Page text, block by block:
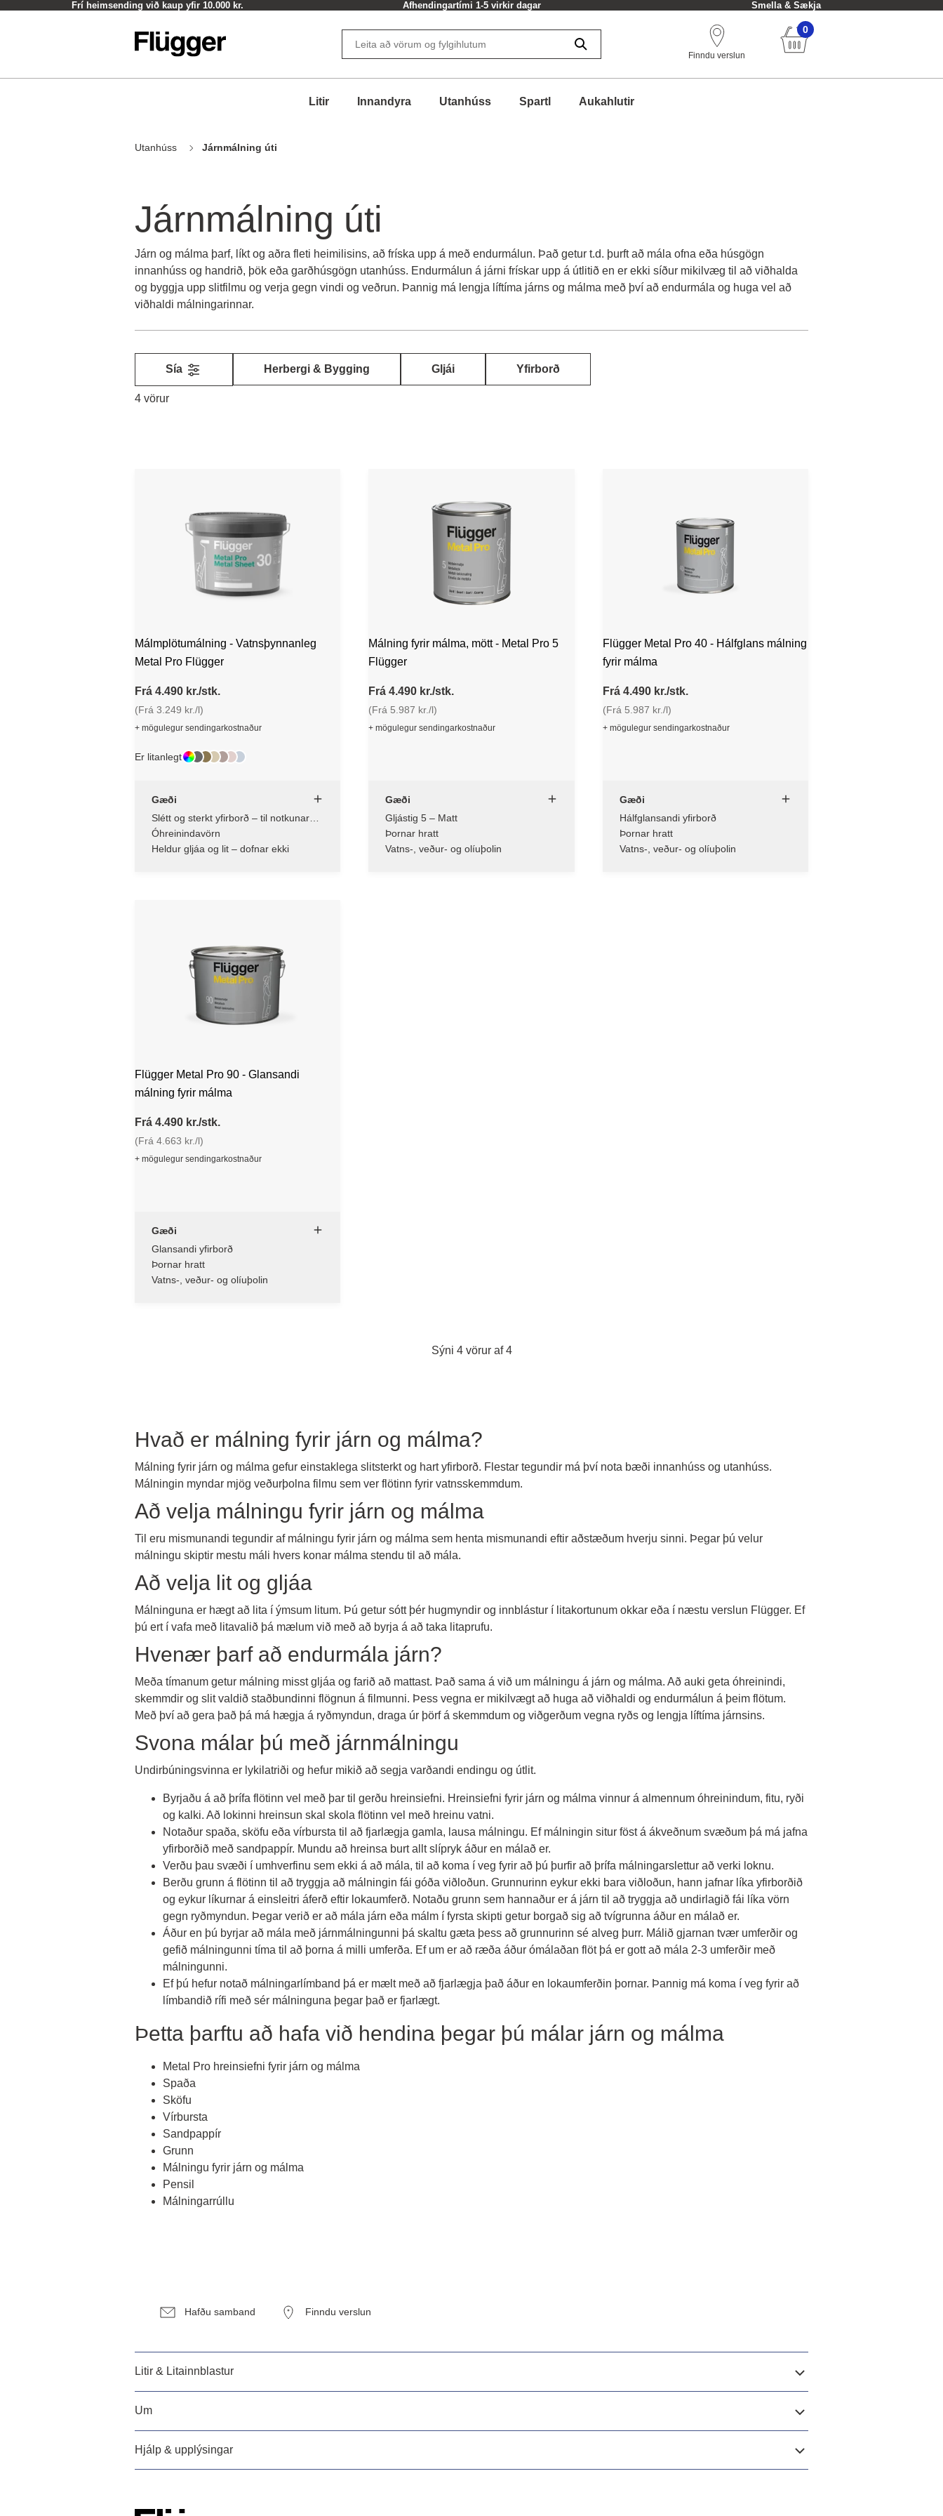
Frí heimsending við kaup yfir 10.000 kr. Afhendingartími 1-5 virkir dagar Smella & Sækja
Finndu verslun
0
Litir Innandyra Utanhúss Spartl Aukahlutir
Utanhúss Járnmálning úti
Járnmálning úti
Járn og málma þarf, líkt og aðra fleti heimilisins, að fríska upp á með endurmálun. Það getur t.d. þurft að mála ofna eða húsgögn
innanhúss og handrið, þök eða garðhúsgögn utanhúss. Endurmálun á járni frískar upp á útlitið en er ekki síður mikilvæg til að viðhalda
og byggja upp slitfilmu og verja gegn vindi og veðrun. Þannig má lengja líftíma járns og málma með því að endurmála og huga vel að
viðhaldi málningarinnar.
4 vörur
Sía Herbergi & Bygging Gljái Yfirborð
Málmplötumálning - Vatnsþynnanleg
Metal Pro Flügger
Frá 4.490 kr./stk.
(Frá 3.249 kr./l)
+ mögulegur sendingarkostnaður
Er litanlegt
Gæði
Slétt og sterkt yfirborð – til notkunar
utandyra
Óhreinindavörn
Heldur gljáa og lit – dofnar ekki
Málning fyrir málma, mött - Metal Pro 5
Flügger
Frá 4.490 kr./stk.
(Frá 5.987 kr./l)
+ mögulegur sendingarkostnaður
Gæði
Gljástig 5 – Matt
Þornar hratt
Vatns-, veður- og olíuþolin
Flügger Metal Pro 40 - Hálfglans málning
fyrir málma
Frá 4.490 kr./stk.
(Frá 5.987 kr./l)
+ mögulegur sendingarkostnaður
Gæði
Hálfglansandi yfirborð
Þornar hratt
Vatns-, veður- og olíuþolin
Flügger Metal Pro 90 - Glansandi
málning fyrir málma
Frá 4.490 kr./stk.
(Frá 4.663 kr./l)
+ mögulegur sendingarkostnaður
Gæði
Glansandi yfirborð
Þornar hratt
Vatns-, veður- og olíuþolin
Sýni 4 vörur af 4
Hvað er málning fyrir járn og málma?
Málning fyrir járn og málma gefur einstaklega slitsterkt og hart yfirborð. Flestar tegundir má því nota bæði innanhúss og utanhúss.
Málningin myndar mjög veðurþolna filmu sem ver flötinn fyrir vatnsskemmdum.
Að velja málningu fyrir járn og málma
Til eru mismunandi tegundir af málningu fyrir járn og málma sem henta mismunandi eftir aðstæðum hverju sinni. Þegar þú velur
málningu skiptir mestu máli hvers konar málma stendu til að mála.
Að velja lit og gljáa
Málninguna er hægt að lita í ýmsum litum. Þú getur sótt þér hugmyndir og innblástur í litakortunum okkar eða í næstu verslun Flügger. Ef
þú ert í vafa með litavalið þá mælum við með að byrja á að taka litaprufu.
Hvenær þarf að endurmála járn?
Meða tímanum getur málning misst gljáa og farið að mattast. Það sama á við um málningu á járn og málma. Að auki geta óhreinindi,
skemmdir og slit valdið staðbundinni flögnun á filmunni. Þess vegna er mikilvægt að huga að viðhaldi og endurmálun á þeim flötum.
Með því að gera það þá má hægja á ryðmyndun, draga úr þörf á skemmdum og viðgerðum vegna ryðs og lengja líftíma járnsins.
Svona málar þú með járnmálningu
Undirbúningsvinna er lykilatriði og hefur mikið að segja varðandi endingu og útlit.
Byrjaðu á að þrífa flötinn vel með þar til gerðu hreinsiefni. Hreinsiefni fyrir járn og málma vinnur á almennum óhreinindum, fitu, ryði
og kalki. Að lokinni hreinsun skal skola flötinn vel með hreinu vatni.
Notaður spaða, sköfu eða vírbursta til að fjarlægja gamla, lausa málningu. Ef málningin situr föst á ákveðnum svæðum þá má jafna
yfirborðið með sandpappír. Mundu að hreinsa burt allt slípryk áður en málað er.
Verðu þau svæði í umhverfinu sem ekki á að mála, til að koma í veg fyrir að þú þurfir að þrífa málningarslettur að verki loknu.
Berðu grunn á flötinn til að tryggja að málningin fái góða viðloðun. Grunnurinn eykur ekki bara viðloðun, hann jafnar líka yfirborðið
og eykur líkurnar á einsleitri áferð eftir lokaumferð. Notaðu grunn sem hannaður er á járn til að tryggja að undirlagið fái líka vörn
gegn ryðmyndun. Þegar verið er að mála járn eða málm í fyrsta skipti getur borgað sig að tvígrunna áður en málað er.
Áður en þú byrjar að mála með járnmálningunni þá skaltu gæta þess að grunnurinn sé alveg þurr. Málið gjarnan tvær umferðir og
gefið málningunni tíma til að þorna á milli umferða. Ef um er að ræða áður ómálaðan flöt þá er gott að mála 2-3 umferðir með
málningunni.
Ef þú hefur notað málningarlímband þá er mælt með að fjarlægja það áður en lokaumferðin þornar. Þannig má koma í veg fyrir að
límbandið rífi með sér málninguna þegar það er fjarlægt.
Þetta þarftu að hafa við hendina þegar þú málar járn og málma
Metal Pro hreinsiefni fyrir járn og málma
Spaða
Sköfu
Vírbursta
Sandpappír
Grunn
Málningu fyrir járn og málma
Pensil
Málningarrúllu
Hafðu samband Finndu verslun
Litir & Litainnblastur
Um
Hjálp & upplýsingar